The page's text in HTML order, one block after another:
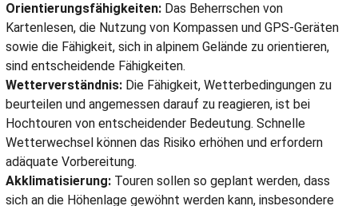
Orientierungsfähigkeiten: Das Beherrschen von
Kartenlesen, die Nutzung von Kompassen und GPS-Geräten
sowie die Fähigkeit, sich in alpinem Gelände zu orientieren,
sind entscheidende Fähigkeiten.
Wetterverständnis: Die Fähigkeit, Wetterbedingungen zu
beurteilen und angemessen darauf zu reagieren, ist bei
Hochtouren von entscheidender Bedeutung. Schnelle
Wetterwechsel können das Risiko erhöhen und erfordern
adäquate Vorbereitung.
Akklimatisierung: Touren sollen so geplant werden, dass
sich an die Höhenlage gewöhnt werden kann, insbesondere